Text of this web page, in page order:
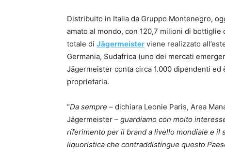
Distribuito in Italia da Gruppo Montenegro,
amato al mondo, con 120,7 milioni di bottiglie
totale di Jägermeister viene realizzato
Germania, Sudafrica (uno dei mercati
Jägermeister conta circa 1.000 dipendenti
proprietaria.
“Da sempre – dichiara Leonie Paris, Area
Jägermeister – guardiamo con molto
riferimento per il brand a livello mondiale e il
liquoristica che contraddistingue questo